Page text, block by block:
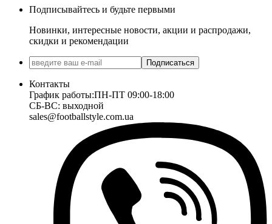
Подписывайтесь и будьте первыми
Новинки, интересные новости, акции и распродажи,
скидки и рекомендации
Подписаться
Контакты
График работы:ПН-ПТ 09:00-18:00
СБ-ВС: выходной
sales@footballstyle.com.ua